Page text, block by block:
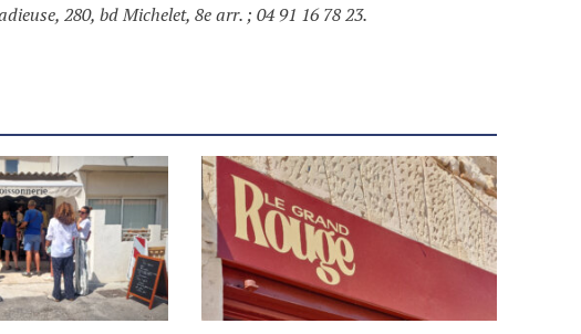
280, bd Michelet, 8e arr. ; 04 91 16 78 23.